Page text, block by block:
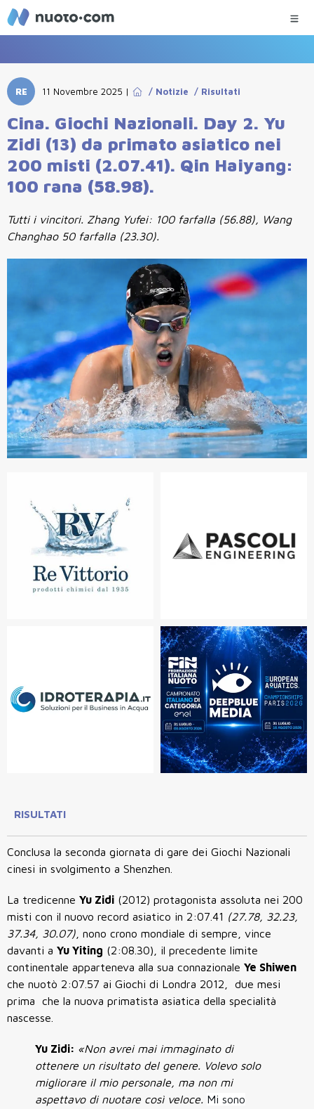
RE 11 Novembre 2025 | / Notizie / Risultati
Cina. Giochi Nazionali. Day 2. Yu
Zidi (13) da primato asiatico nei
200 misti (2.07.41). Qin Haiyang:
100 rana (58.98).
Tutti i vincitori. Zhang Yufei: 100 farfalla (56.88), Wang
Changhao 50 farfalla (23.30).
RISULTATI
Conclusa la seconda giornata di gare dei Giochi Nazionali
cinesi in svolgimento a Shenzhen.
La tredicenne Yu Zidi (2012) protagonista assoluta nei 200
misti con il nuovo record asiatico in 2:07.41 (27.78, 32.23,
37.34, 30.07) , nono crono mondiale di sempre, vince
davanti a Yu Yiting (2:08.30), il precedente limite
continentale apparteneva alla sua connazionale Ye Shiwen
che nuotò 2:07.57 ai Giochi di Londra 2012, due mesi
prima che la nuova primatista asiatica della specialità
nascesse.
Yu Zidi: «Non avrei mai immaginato di
ottenere un risultato del genere. Volevo solo
migliorare il mio personale, ma non mi
aspettavo di nuotare così veloce. Mi sono